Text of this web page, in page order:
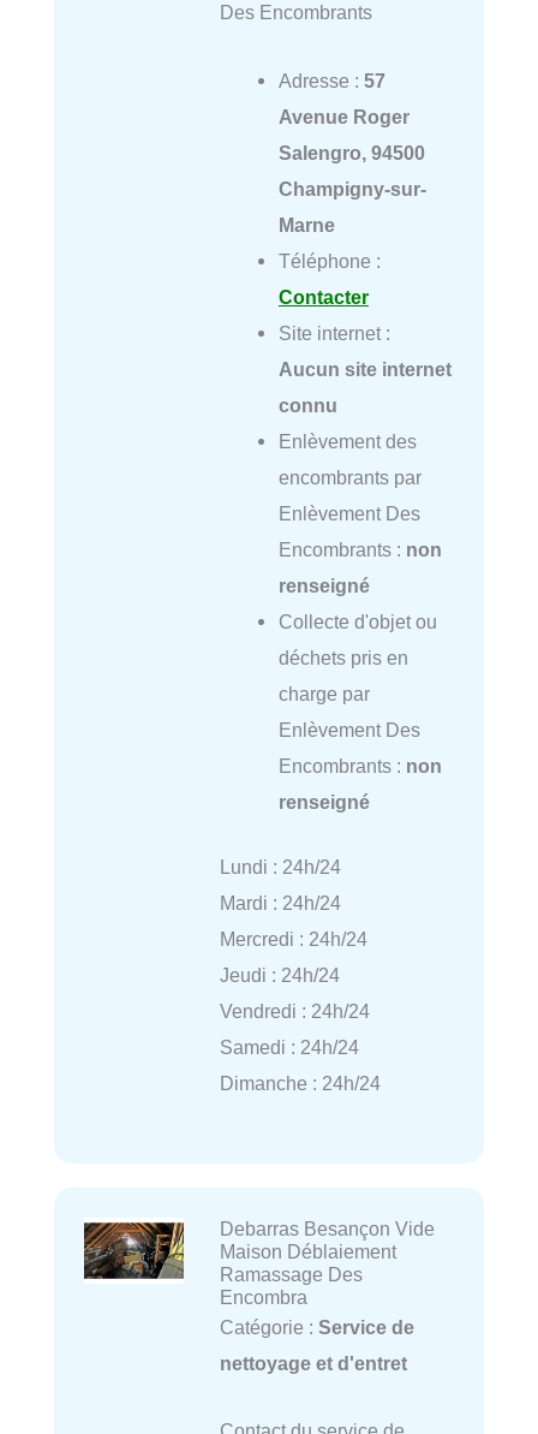
Des Encombrants
Adresse : 57
Avenue Roger
Salengro, 94500
Champigny-sur-
Marne
Téléphone :
Contacter
Site internet :
Aucun site internet
connu
Enlèvement des
encombrants par
Enlèvement Des
Encombrants : non
renseigné
Collecte d'objet ou
déchets pris en
charge par
Enlèvement Des
Encombrants : non
renseigné
Lundi : 24h/24
Mardi : 24h/24
Mercredi : 24h/24
Jeudi : 24h/24
Vendredi : 24h/24
Samedi : 24h/24
Dimanche : 24h/24
Debarras Besançon Vide
Maison Déblaiement
Ramassage Des
Encombra
Catégorie : Service de
nettoyage et d'entret